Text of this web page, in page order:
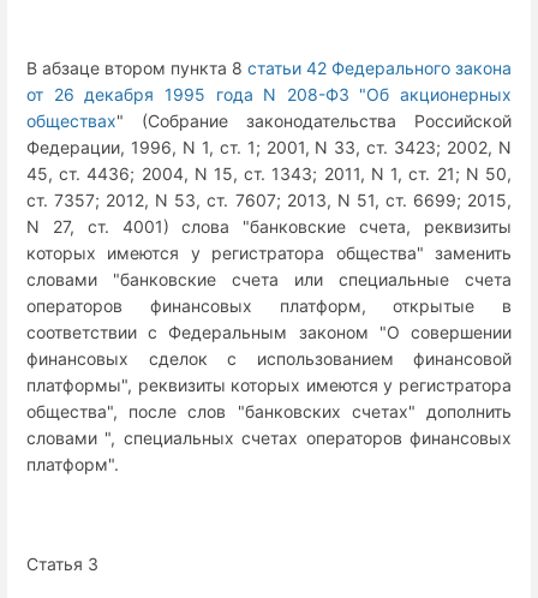
В абзаце втором пункта 8 статьи 42 Федерального закона
от 26 декабря 1995 года N 208-ФЗ "Об акционерных
обществах" (Собрание законодательства Российской
Федерации, 1996, N 1, ст. 1; 2001, N 33, ст. 3423; 2002, N
45, ст. 4436; 2004, N 15, ст. 1343; 2011, N 1, ст. 21; N 50,
ст. 7357; 2012, N 53, ст. 7607; 2013, N 51, ст. 6699; 2015,
N 27, ст. 4001) слова "банковские счета, реквизиты
которых имеются у регистратора общества" заменить
словами "банковские счета или специальные счета
операторов финансовых платформ, открытые в
соответствии с Федеральным законом "О совершении
финансовых сделок с использованием финансовой
платформы", реквизиты которых имеются у регистратора
общества", после слов "банковских счетах" дополнить
словами ", специальных счетах операторов финансовых
платформ".
Статья 3